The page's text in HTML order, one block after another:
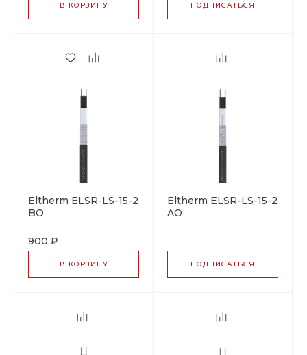
В КОРЗИНУ ПОДПИСАТЬСЯ
Eltherm ELSR-LS-15-2-
BO
греющий кабель
900 ₽
В КОРЗИНУ
Eltherm ELSR-LS-15-2-
AO
ПОДПИСАТЬСЯ